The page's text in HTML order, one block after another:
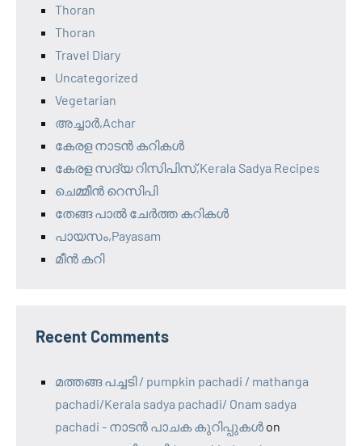
Thoran
Thoran
Travel Diary
Uncategorized
Vegetarian
അച്ചാർ,Achar
കേരള നാടൻ കറികൾ
കേരള സദ്യ റിസിപിസ്,Kerala Sadya Recipes
ചെമ്മീൻ റെസിപി
തേങ്ങ പാൽ ചേർത്ത കറികൾ
പായസം,Payasam
മീൻ കറി
Recent Comments
മത്തങ്ങ പച്ചടി / pumpkin pachadi / mathanga
pachadi/Kerala sadya pachadi/ Onam sadya
pachadi - നാടന്‍ പാചക കുറിപ്പുകള്‍ on